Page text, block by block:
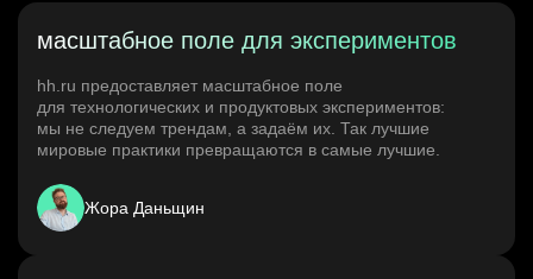
масштабное поле для экспериментов
hh.ru предоставляет масштабное поле
для технологических и продуктовых экспериментов:
мы не следуем трендам, а задаём их. Так лучшие
мировые практики превращаются в самые лучшие.
Жора Даньщин